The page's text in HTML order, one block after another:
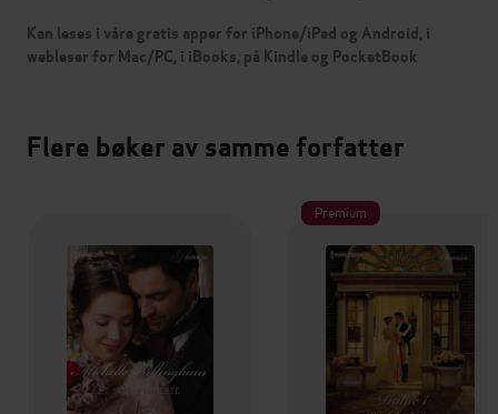
Kan leses i våre gratis apper for iPhone/iPad og Android, i
webleser for Mac/PC, i iBooks, på Kindle og PocketBook
Flere bøker av samme forfatter
Premium